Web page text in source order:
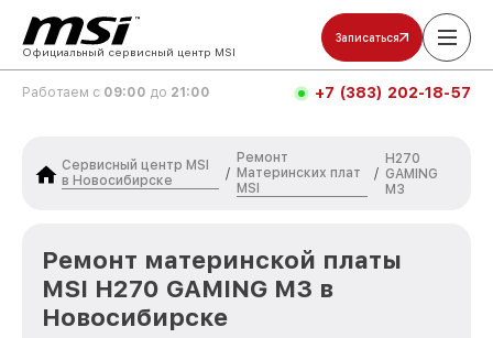
Официальный сервисный центр MSI
Записаться
Работаем с 09:00 до 21:00 +7 (383) 202-18-57
Сервисный центр MSI
в Новосибирске
/
Ремонт
Материнских плат
MSI
/
H270
GAMING
M3
Ремонт материнской платы
MSI H270 GAMING M3 в
Новосибирске